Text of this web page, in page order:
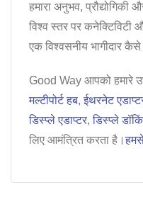
हमारा अनुभव, प्रौद्योगिकी
विश्व स्तर पर कनेक्टिविटी
एक विश्वसनीय भागीदार
Good Way आपको हमारे
मल्टीपोर्ट हब,ईथरनेट
डिस्प्ले एडाप्टर,डिस्प्ले
लिए आमंत्रित करता है।